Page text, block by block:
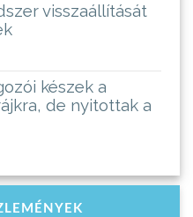
visszaállítását
készek a
de nyitottak a